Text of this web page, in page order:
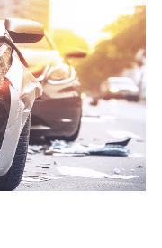
目】
提供等を通じて取得
客さまの識別子、
ご利用に関する情
、性別、年齢、家族
ント利用履歴などが
る各種サービスな